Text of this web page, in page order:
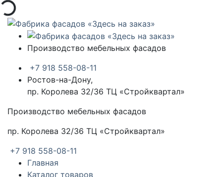
Производство мебельных фасадов
+7 918 558-08-11
Ростов-на-Дону,
пр. Королева 32/36 ТЦ «Стройквартал»
Производство мебельных фасадов
пр. Королева 32/36 ТЦ «Стройквартал»
+7 918 558-08-11
Главная
Каталог товаров